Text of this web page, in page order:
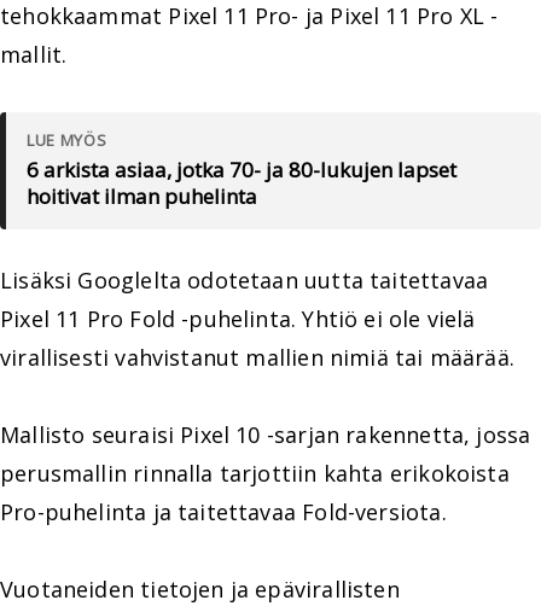
tehokkaammat Pixel 11 Pro- ja Pixel 11 Pro XL -
mallit.
LUE MYÖS
6 arkista asiaa, jotka 70- ja 80-lukujen lapset
hoitivat ilman puhelinta
Lisäksi Googlelta odotetaan uutta taitettavaa
Pixel 11 Pro Fold -puhelinta. Yhtiö ei ole vielä
virallisesti vahvistanut mallien nimiä tai määrää.
Mallisto seuraisi Pixel 10 -sarjan rakennetta, jossa
perusmallin rinnalla tarjottiin kahta erikokoista
Pro-puhelinta ja taitettavaa Fold-versiota.
Vuotaneiden tietojen ja epävirallisten